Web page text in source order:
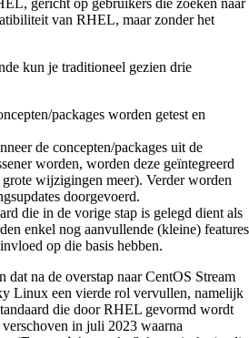
gericht op gebruikers die zoeken naar
van RHEL, maar zonder het
kun je traditioneel gezien drie
packages worden getest en
de concepten/packages uit de
worden, worden deze geïntegreerd
grote wijzigingen meer). Verder worden
doorgevoerd.
die in de vorige stap is gelegd dient als
enkel nog aanvullende (kleine) features
op die basis hebben.
dat na de overstap naar CentOS Stream
Linux een vierde rol vervullen, namelijk
die door RHEL gevormd wordt
in juli 2023 waarna